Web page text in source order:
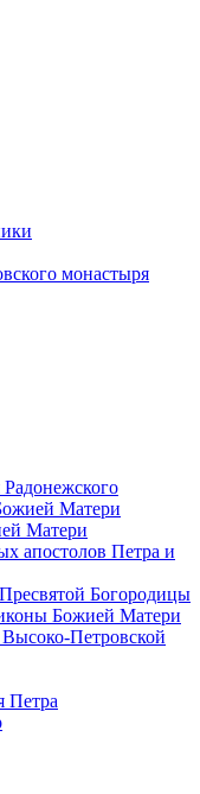
монастыря
Матери
Матери
апостолов Петра и
Богородицы
Божией Матери
Петровской
Петра